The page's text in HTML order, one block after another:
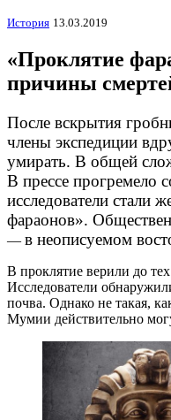
История 13.03.2019
«Проклятие
причины
После вскрытия
члены экспедиции
умирать. В общей
В прессе прогремело
исследователи стали
фараонов».
— в неописуемом
В проклятие верили до
Исследователи
почва. Однако не такая,
Мумии действительно